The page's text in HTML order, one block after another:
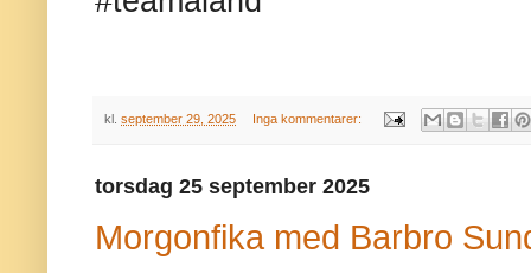
kl. september 29, 2025 Inga kommentarer:
torsdag 25 september 2025
Morgonfika med Barbro